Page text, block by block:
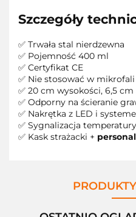
Szczegóły
✅ Trwała stal nierdzewna
✅ Pojemność 400 ml
✅ Certyfikat CE
✅ Nie stosować w
✅ 20 cm wysokości, 6,5
✅ Odporny na ścieranie
✅ Nakrętka z LED i
✅ Sygnalizacja
✅ Kask strażacki +